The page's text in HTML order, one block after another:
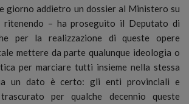
giorno addietro un dossier al Ministero su
– ha proseguito il Deputato di
per la realizzazione di queste opere
mettere da parte qualunque ideologia o
per marciare tutti insieme nella stessa
un dato è certo: gli enti provinciali e
per qualche decennio queste